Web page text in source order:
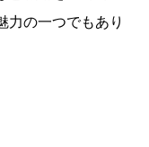
力の一つでもあり